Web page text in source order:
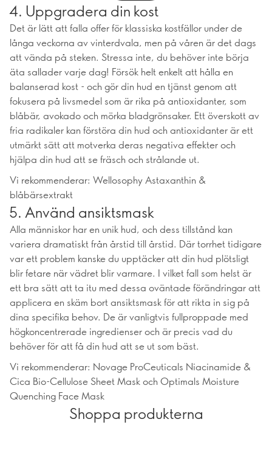
4. Uppgradera din kost
Det är lätt att falla offer för klassiska kostfällor under de
långa veckorna av vinterdvala, men på våren är det dags
att vända på steken. Stressa inte, du behöver inte börja
äta sallader varje dag! Försök helt enkelt att hålla en
balanserad kost - och gör din hud en tjänst genom att
fokusera på livsmedel som är rika på antioxidanter, som
blåbär, avokado och mörka bladgrönsaker. Ett överskott av
fria radikaler kan förstöra din hud och antioxidanter är ett
utmärkt sätt att motverka deras negativa effekter och
hjälpa din hud att se fräsch och strålande ut.
Vi rekommenderar: Wellosophy Astaxanthin &
blåbärsextrakt
5. Använd ansiktsmask
Alla människor har en unik hud, och dess tillstånd kan
variera dramatiskt från årstid till årstid. Där torrhet tidigare
var ett problem kanske du upptäcker att din hud plötsligt
blir fetare när vädret blir varmare. I vilket fall som helst är
ett bra sätt att ta itu med dessa oväntade förändringar att
applicera en skäm bort ansiktsmask för att rikta in sig på
dina specifika behov. De är vanligtvis fullproppade med
högkoncentrerade ingredienser och är precis vad du
behöver för att få din hud att se ut som bäst.
Vi rekommenderar: Novage ProCeuticals Niacinamide &
Cica Bio-Cellulose Sheet Mask och Optimals Moisture
Quenching Face Mask
Shoppa produkterna